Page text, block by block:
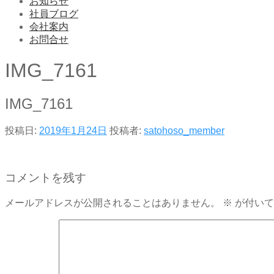
社員ブログ
会社案内
お問合せ
IMG_7161
IMG_7161
投稿日: 2019年1月24日 投稿者: satohoso_member
コメントを残す
メールアドレスが公開されることはありません。 ※ が付い